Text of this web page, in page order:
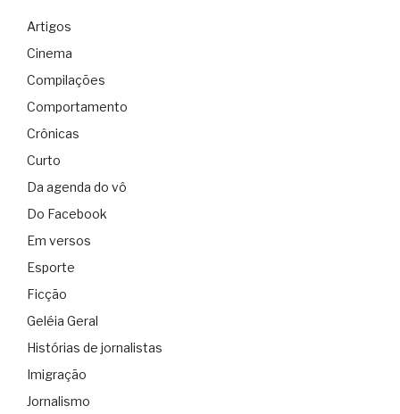
Artigos
Cinema
Compilações
Comportamento
Crônicas
Curto
Da agenda do vô
Do Facebook
Em versos
Esporte
Ficção
Geléia Geral
Histórias de jornalistas
Imigração
Jornalismo